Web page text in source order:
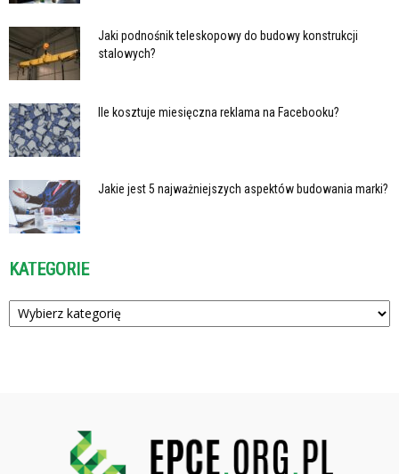
Jaki podnośnik teleskopowy do budowy konstrukcji
stalowych?
Ile kosztuje miesięczna reklama na Facebooku?
Jakie jest 5 najważniejszych aspektów budowania marki?
KATEGORIE
Kategorie